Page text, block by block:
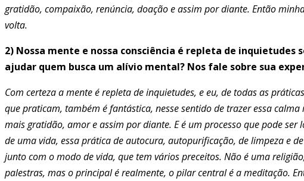
gratidão, compaixão, renúncia, doação e assim por diante. Então
volta.
2) Nossa mente e nossa consciência é repleta de
ajudar quem busca um alívio mental? Nos fale sobre sua
Com certeza a mente é repleta de inquietudes, e eu, de todas as
que praticam, também é fantástica, nesse sentido de trazer essa
mais gratidão, amor e assim por diante. E é um processo que pode
de uma vida, essa prática de autocura, autopurificação, de limpeza e
junto com o modo de vida, que tem vários preceitos. Não é uma
palestras, mas o principal é realmente, o pilar central é a meditação.